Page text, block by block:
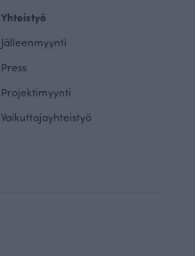
Yhteistyö
Jälleenmyynti
Press
Projektimyynti
Vaikuttajayhteistyö